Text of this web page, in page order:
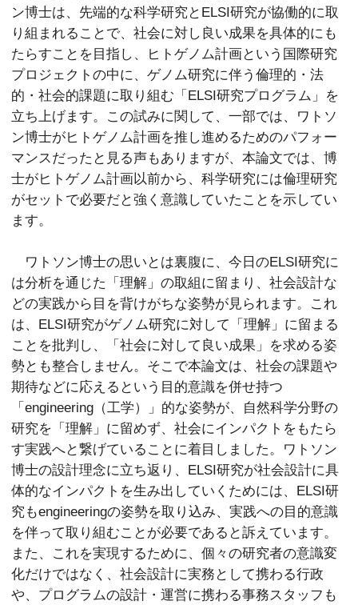
ン博士は、先端的な科学研究とELSI研究が協働的に取
り組まれることで、社会に対し良い成果を具体的にも
たらすことを目指し、ヒトゲノム計画という国際研究
プロジェクトの中に、ゲノム研究に伴う倫理的・法
的・社会的課題に取り組む「ELSI研究プログラム」を
立ち上げます。この試みに関して、一部では、ワトソ
ン博士がヒトゲノム計画を推し進めるためのパフォー
マンスだったと見る声もありますが、本論文では、博
士がヒトゲノム計画以前から、科学研究には倫理研究
がセットで必要だと強く意識していたことを示してい
ます。
ワトソン博士の思いとは裏腹に、今日のELSI研究に
は分析を通じた「理解」の取組に留まり、社会設計な
どの実践から目を背けがちな姿勢が見られます。これ
は、ELSI研究がゲノム研究に対して「理解」に留まる
ことを批判し、「社会に対して良い成果」を求める姿
勢とも整合しません。そこで本論文は、社会の課題や
期待などに応えるという目的意識を併せ持つ
「engineering（工学）」的な姿勢が、自然科学分野の
研究を「理解」に留めず、社会にインパクトをもたら
す実践へと繋げていることに着目しました。ワトソン
博士の設計理念に立ち返り、ELSI研究が社会設計に具
体的なインパクトを生み出していくためには、ELSI研
究もengineeringの姿勢を取り込み、実践への目的意識
を伴って取り組むことが必要であると訴えています。
また、これを実現するために、個々の研究者の意識変
化だけではなく、社会設計に実務として携わる行政
や、プログラムの設計・運営に携わる事務スタッフも